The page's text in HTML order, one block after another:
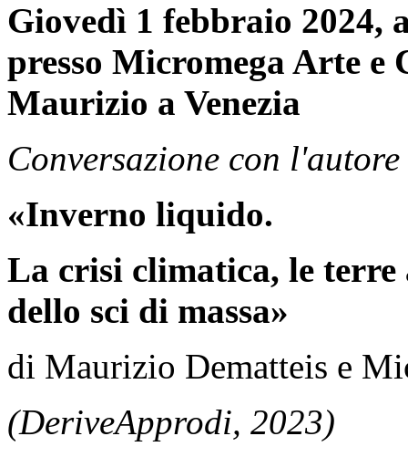
Giovedì 1 febbraio 2024,
presso Micromega Arte
Maurizio a Venezia
Conversazione con l'autore
«Inverno liquido.
La crisi climatica, le terre
dello sci di massa»
di Maurizio Dematteis e
(DeriveApprodi, 2023)